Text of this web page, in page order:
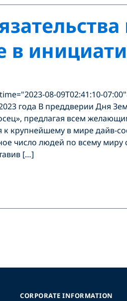
в
08-09T02:41:10-
года В преддверии Дня
предлагая всем
к крупнейшему в мире дайв-
число людей по всему миру
[…]
CORPORATE INFORMATION